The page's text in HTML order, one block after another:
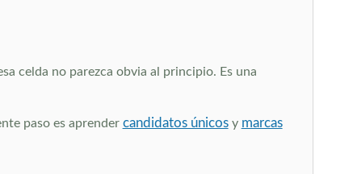
celda no parezca obvia al principio. Es una
paso es aprender candidatos únicosy marcas